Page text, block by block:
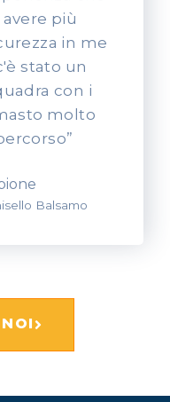
più
in me
stato un
con i
molto
Balsamo